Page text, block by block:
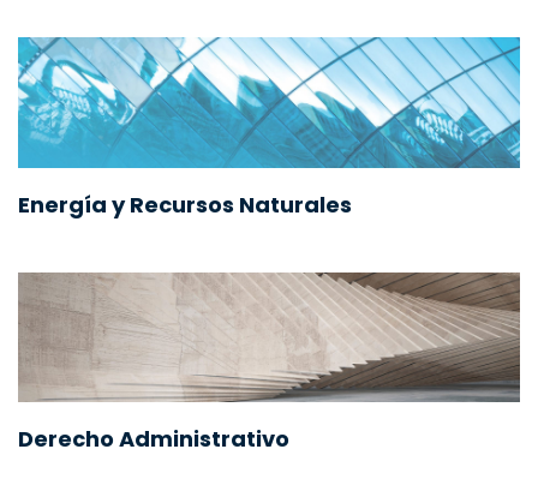
Energía y Recursos Naturales
Derecho Administrativo